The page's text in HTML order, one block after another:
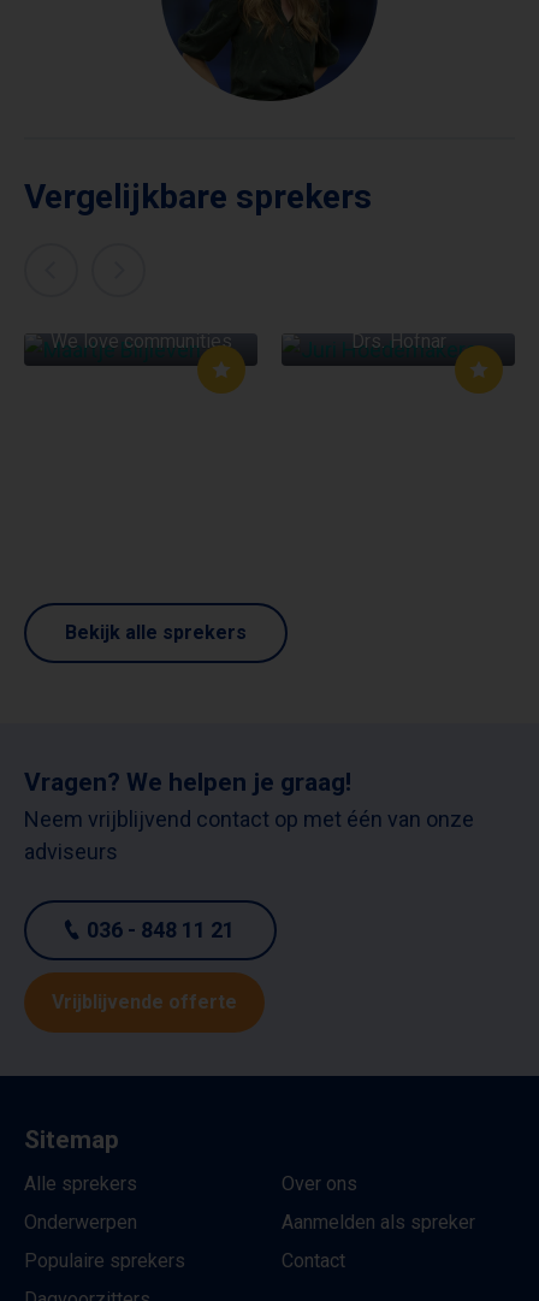
Vergelijkbare sprekers
We love communities Drs. Hofnar
Bekijk alle sprekers
Vragen? We helpen je graag!
Neem vrijblijvend contact op met één van onze
adviseurs
036 - 848 11 21
Vrijblijvende offerte
Sitemap
Alle sprekers
Onderwerpen
Populaire sprekers
Over ons
Aanmelden als spreker
Contact